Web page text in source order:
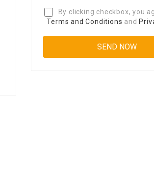
By clicking checkbox, you
Terms and Conditions and